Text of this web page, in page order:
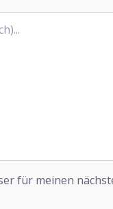
für meinen